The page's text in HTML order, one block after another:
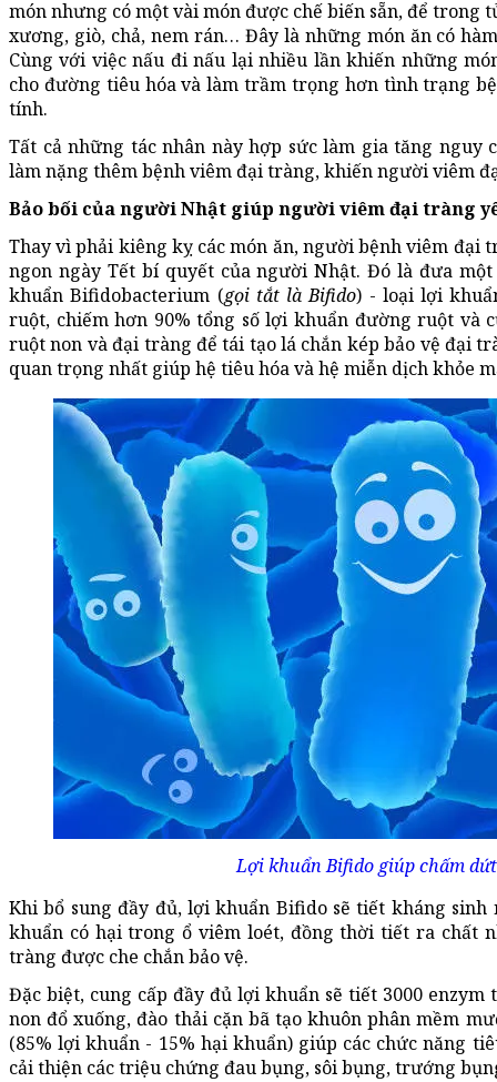
món nhưng có một vài món được chế biến sẵn, để trong
xương, giò, chả, nem rán… Đây là những món ăn có
Cùng với việc nấu đi nấu lại nhiều lần khiến những
cho đường tiêu hóa và làm trầm trọng hơn tình trạng
tính.
Tất cả những tác nhân này hợp sức làm gia tăng nguy
làm nặng thêm bệnh viêm đại tràng, khiến người viêm
Bảo bối của người Nhật giúp người viêm đại tràng
Thay vì phải kiêng kỵ các món ăn, người bệnh viêm đại
ngon ngày Tết bí quyết của người Nhật. Đó là đưa
khuẩn Bifidobacterium (gọi tắt là Bifido) - loại lợi
ruột, chiếm hơn 90% tổng số lợi khuẩn đường ruột và
ruột non và đại tràng để tái tạo lá chắn kép bảo vệ đại
quan trọng nhất giúp hệ tiêu hóa và hệ miễn dịch khỏe
Lợi khuẩn Bifido giúp chấm
Khi bổ sung đầy đủ, lợi khuẩn Bifido sẽ tiết kháng
khuẩn có hại trong ổ viêm loét, đồng thời tiết ra chất
tràng được che chắn bảo vệ.
Đặc biệt, cung cấp đầy đủ lợi khuẩn sẽ tiết 3000
non đổ xuống, đào thải cặn bã tạo khuôn phân mềm
(85% lợi khuẩn - 15% hại khuẩn) giúp các chức năng
cải thiện các triệu chứng đau bụng, sôi bụng, trướng